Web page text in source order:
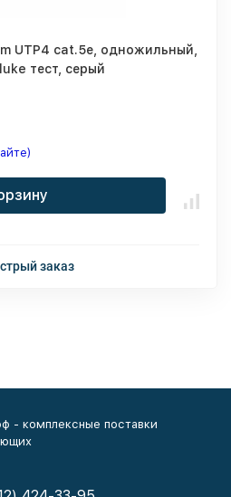
UTP4 cat.5е, одножильный,
тест, серый
заказ
комплексные поставки